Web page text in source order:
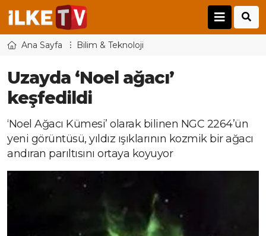
Ana Sayfa Bilim & Teknoloji
Uzayda ‘Noel ağacı’
keşfedildi
‘Noel Ağacı Kümesi’ olarak bilinen NGC 2264’ün
yeni görüntüsü, yıldız ışıklarının kozmik bir ağacı
andıran parıltısını ortaya koyuyor